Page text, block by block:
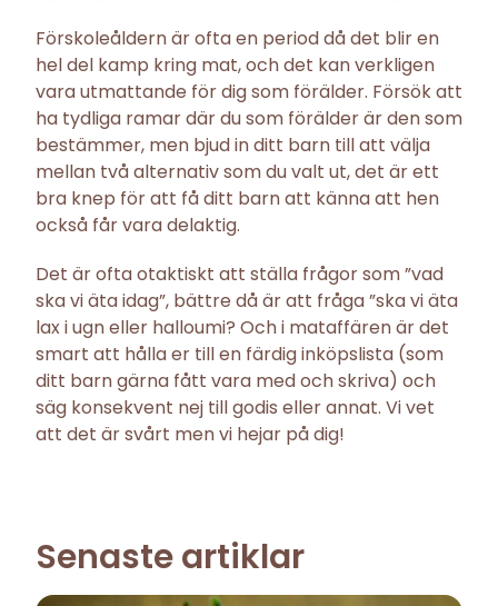
Förskoleåldern är ofta en period då det blir en
hel del kamp kring mat, och det kan verkligen
vara utmattande för dig som förälder. Försök att
ha tydliga ramar där du som förälder är den som
bestämmer, men bjud in ditt barn till att välja
mellan två alternativ som du valt ut, det är ett
bra knep för att få ditt barn att känna att hen
också får vara delaktig.
Det är ofta otaktiskt att ställa frågor som ”vad
ska vi äta idag”, bättre då är att fråga ”ska vi äta
lax i ugn eller halloumi? Och i mataffären är det
smart att hålla er till en färdig inköpslista (som
ditt barn gärna fått vara med och skriva) och
säg konsekvent nej till godis eller annat. Vi vet
att det är svårt men vi hejar på dig!
Senaste artiklar